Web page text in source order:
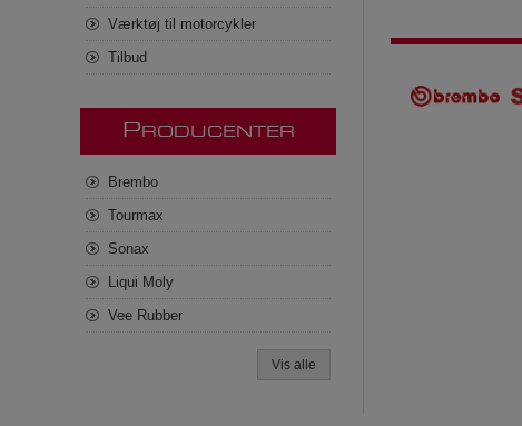
Værktøj til motorcykler
Tilbud
P RODUCENTER
Brembo
Tourmax
Sonax
Liqui Moly
Vee Rubber
Vis alle